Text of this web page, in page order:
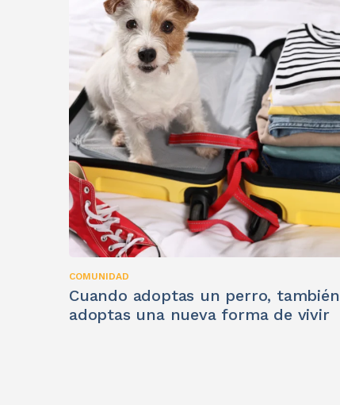
COMUNIDAD
Cuando adoptas un perro, también
adoptas una nueva forma de vivir